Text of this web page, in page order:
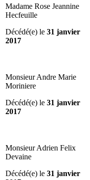
Madame Rose Jeannine
Hecfeuille
Décédé(e) le 31 janvier
2017
Monsieur Andre Marie
Moriniere
Décédé(e) le 31 janvier
2017
Monsieur Adrien Felix
Devaine
Décédé(e) le 31 janvier